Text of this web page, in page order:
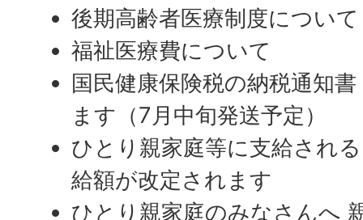
後期高齢者医療制度について
福祉医療費について
国民健康保険税の納税通知
ます（7月中旬発送予定）
ひとり親家庭等に支給され
給額が改定されます
ひとり親家庭のみなさんへ